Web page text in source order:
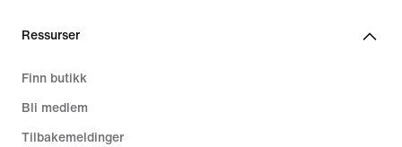
Ressurser
Finn butikk
Bli medlem
Tilbakemeldinger